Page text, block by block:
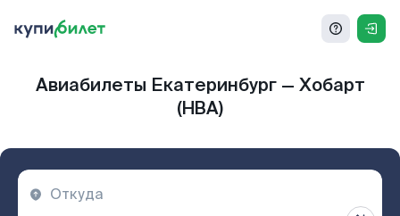
Авиабилеты Екатеринбург — Хобарт
(HBA)